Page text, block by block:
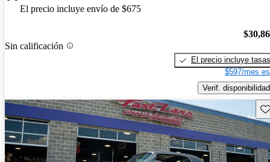
El precio incluye envío de $675
Sin calificación
El precio incluye tasas
$597/mes
Verif. disponibilidad